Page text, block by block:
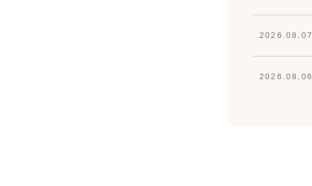
2026.08.07
2026.08.06